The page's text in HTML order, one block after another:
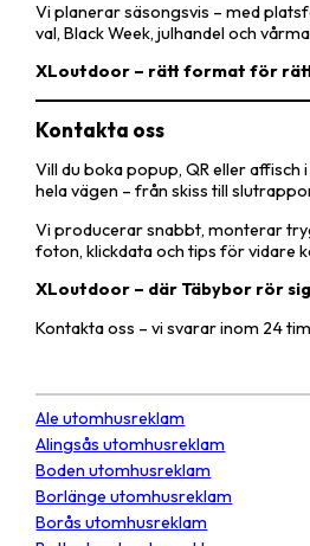
Vi planerar säsongsvis – med
val, Black Week, julhandel och
XLoutdoor – rätt format för rätt
Kontakta oss
Vill du boka popup, QR eller affisch
hela vägen – från skiss till
Vi producerar snabbt, monterar
foton, klickdata och tips för vidare
XLoutdoor – där Täbybor rör
Kontakta oss – vi svarar inom 24
Ale utomhusreklam
Alingsås utomhusreklam
Boden utomhusreklam
Borlänge utomhusreklam
Borås utomhusreklam